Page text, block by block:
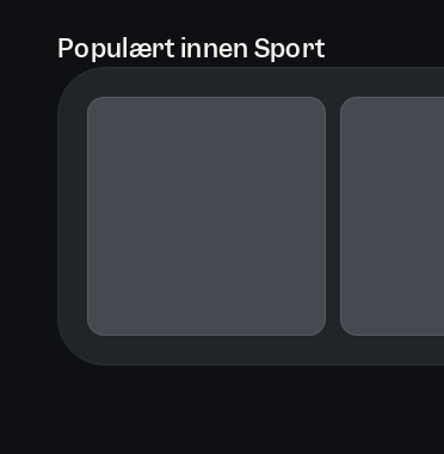
Populært innen Sport